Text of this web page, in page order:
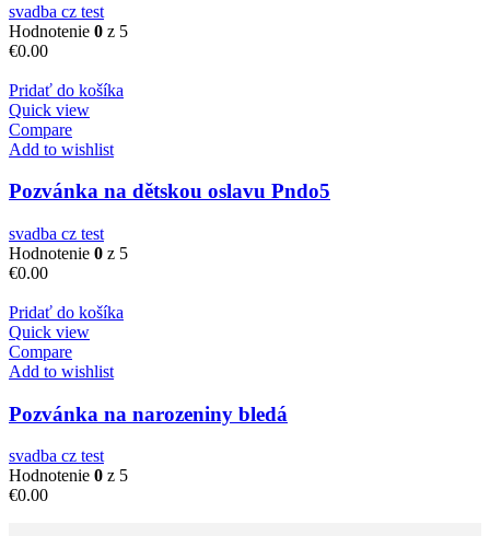
svadba cz test
Hodnotenie 0 z 5
€0.00
Pridať do košíka
Quick view
Compare
Add to wishlist
Pozvánka na dětskou oslavu Pndo5
svadba cz test
Hodnotenie 0 z 5
€0.00
Pridať do košíka
Quick view
Compare
Add to wishlist
Pozvánka na narozeniny bledá
svadba cz test
Hodnotenie 0 z 5
€0.00